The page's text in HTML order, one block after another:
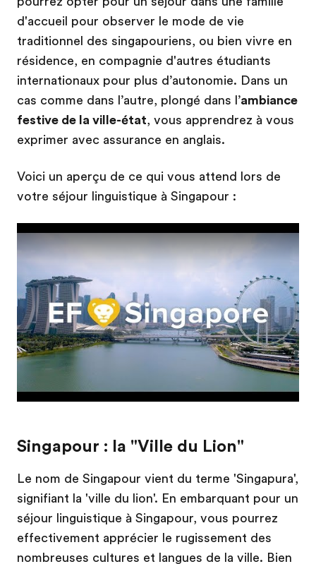
d'accueil pour observer le mode de vie
traditionnel des singapouriens, ou bien vivre en
résidence, en compagnie d'autres étudiants
internationaux pour plus d’autonomie. Dans un
cas comme dans l’autre, plongé dans l’ambiance
festive de la ville-état, vous apprendrez à vous
exprimer avec assurance en anglais.
Voici un aperçu de ce qui vous attend lors de
votre séjour linguistique à Singapour :
Play
Singapour : la "Ville du Lion"
Le nom de Singapour vient du terme 'Singapura',
signifiant la 'ville du lion'. En embarquant pour un
séjour linguistique à Singapour, vous pourrez
effectivement apprécier le rugissement des
nombreuses cultures et langues de la ville. Bien